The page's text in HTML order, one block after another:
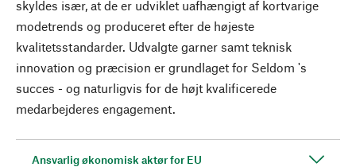
skyldes især, at de er udviklet uafhængigt af kortvarige
modetrends og produceret efter de højeste
kvalitetsstandarder. Udvalgte garner samt teknisk
innovation og præcision er grundlaget for Seldom 's
succes - og naturligvis for de højt kvalificerede
medarbejderes engagement.
Ansvarlig økonomisk aktør for EU